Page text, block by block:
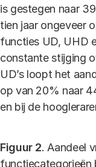
is gestegen naar
tien jaar ongeveer
functies UD, UHD
constante stijging
UD’s loopt het
op van 20% naar
en bij de
Figuur 2. Aandeel
functiecategorieën